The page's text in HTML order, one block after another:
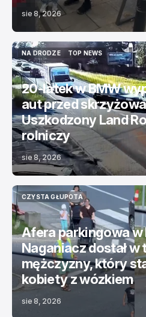
sie 8, 2026
NA DRODZE
NA DRODZE
TOP NEWS
TOP NEWS
20-latek w BMW
aut przed
Uszkodzony Land
rolniczy
sie 8, 2026
CZYSTA GŁUPOTA
CZYSTA GŁUPOTA
Afera parkingowa w
Naganiacz dostał w
mężczyzny, który
kobiety z wózkiem
sie 8, 2026